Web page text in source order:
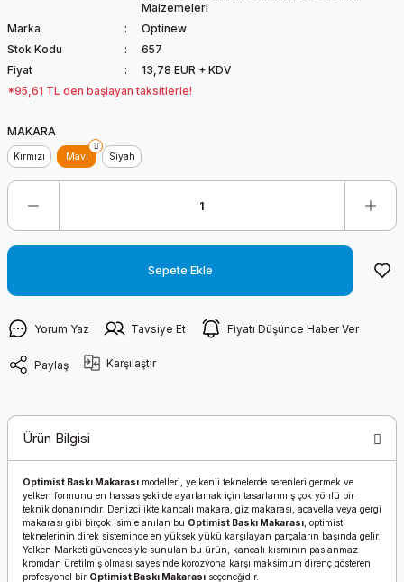
Malzemeleri
Marka
Optinew
Stok Kodu
657
Fiyat
13,78 EUR + KDV
*95,61 TL den başlayan taksitlerle!
MAKARA
Kırmızı Mavi Siyah
Sepete Ekle
Yorum Yaz Tavsiye Et Fiyatı Düşünce Haber Ver
Paylaş Karşılaştır
Ürün Bilgisi
Optimist Baskı Makarası modelleri, yelkenli teknelerde serenleri germek ve
yelken formunu en hassas şekilde ayarlamak için tasarlanmış çok yönlü bir
teknik donanımdır. Denizcilikte kancalı makara, giz makarası, acavella veya gergi
makarası gibi birçok isimle anılan bu Optimist Baskı Makarası , optimist
teknelerinin direk sisteminde en yüksek yükü karşılayan parçaların başında gelir.
Yelken Marketi güvencesiyle sunulan bu ürün, kancalı kısmının paslanmaz
kromdan üretilmiş olması sayesinde korozyona karşı maksimum direnç gösteren
profesyonel bir Optimist Baskı Makarası seçeneğidir.